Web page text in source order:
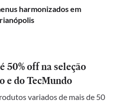
harmonizados em
50% off na seleção
e do TecMundo
variados de mais de 50